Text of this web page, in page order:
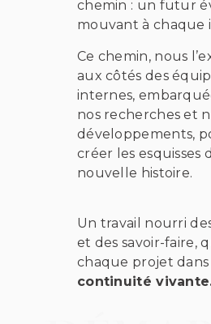
chemin : un futur
mouvant à chaque
Ce chemin, nous
aux côtés des
internes,
nos recherches et
développements,
créer les esquisses
nouvelle histoire.
Un travail nourri
et des savoir-faire,
chaque projet dans
continuité